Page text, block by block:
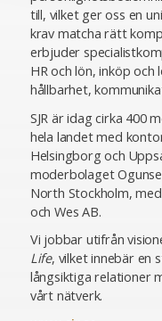
till, vilket ger oss en
krav matcha rätt
erbjuder
HR och lön, inköp och
hållbarhet,
SJR är idag cirka 400
hela landet med
Helsingborg och
moderbolaget
North Stockholm,
och Wes AB.
Vi jobbar utifrån
Life, vilket innebär en
långsiktiga relationer
vårt nätverk.